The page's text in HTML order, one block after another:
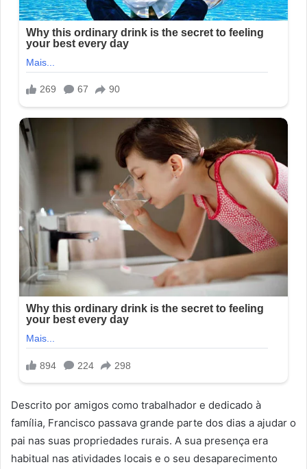
Descrito por amigos como trabalhador e dedicado à
família, Francisco passava grande parte dos dias a ajudar o
pai nas suas propriedades rurais. A sua presença era
habitual nas atividades locais e o seu desaparecimento